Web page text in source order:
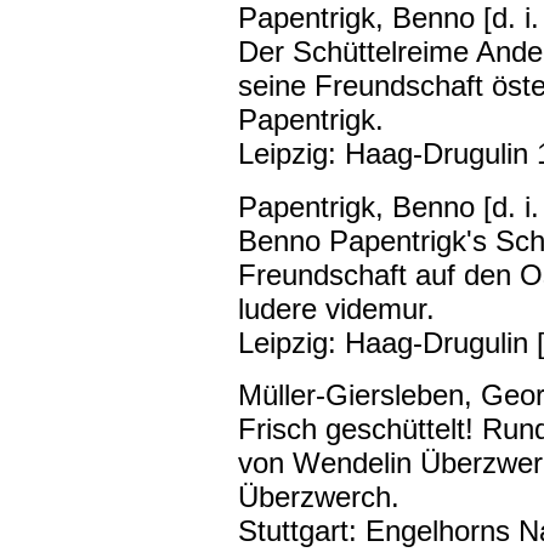
Papentrigk, Benno [d.
Der Schüttelreime
seine Freundschaft
Papentrigk.
Leipzig: Haag-Drugulin
Papentrigk, Benno [d.
Benno Papentrigk's
Freundschaft auf den
ludere videmur.
Leipzig: Haag-Drugulin
Müller-Giersleben,
Frisch geschüttelt!
von Wendelin
Überzwerch.
Stuttgart: Engelhorns